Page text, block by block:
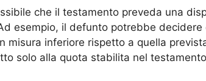
che il testamento preveda una
esempio, il defunto potrebbe decidere
misura inferiore rispetto a quella
solo alla quota stabilita nel